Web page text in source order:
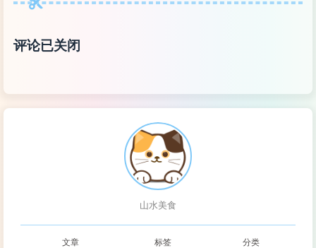
评论已关闭
山水美食
文章 标签 分类